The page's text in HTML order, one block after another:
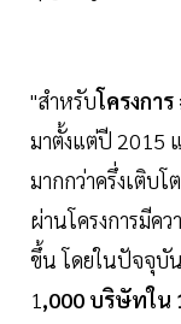
"สำหรับโครงกา
มาตั้งแต่ปี 2015
มากกว่าครึ่งเติบ
ผ่านโครงการมีค
ขึ้น โดยในปัจจุบั
1 ,000 บริษัทใน